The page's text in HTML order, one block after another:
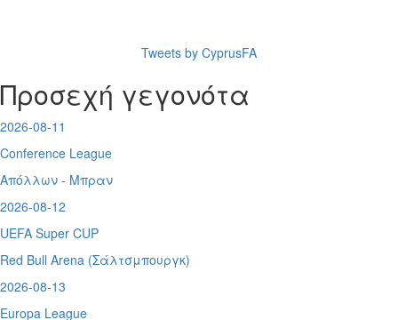
Tweets by CyprusFA
Προσεχή γεγονότα
2026-08-11
Conference League
Απόλλων - Μπραν
2026-08-12
UEFA Super CUP
Red Bull Arena (Σάλτσμπουργκ)
2026-08-13
Europa League